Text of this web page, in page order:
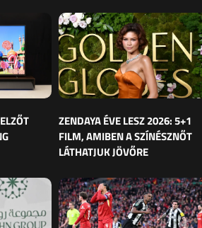
ZENDAYA ÉVE LESZ 2026: 5+1
FILM, AMIBEN A SZÍNÉSZNŐT
LÁTHATJUK JÖVŐRE